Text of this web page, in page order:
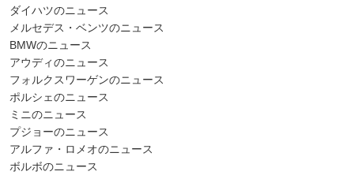
ダイハツのニュース
メルセデス・ベンツのニュース
BMWのニュース
アウディのニュース
フォルクスワーゲンのニュース
ポルシェのニュース
ミニのニュース
プジョーのニュース
アルファ・ロメオのニュース
ボルボのニュース